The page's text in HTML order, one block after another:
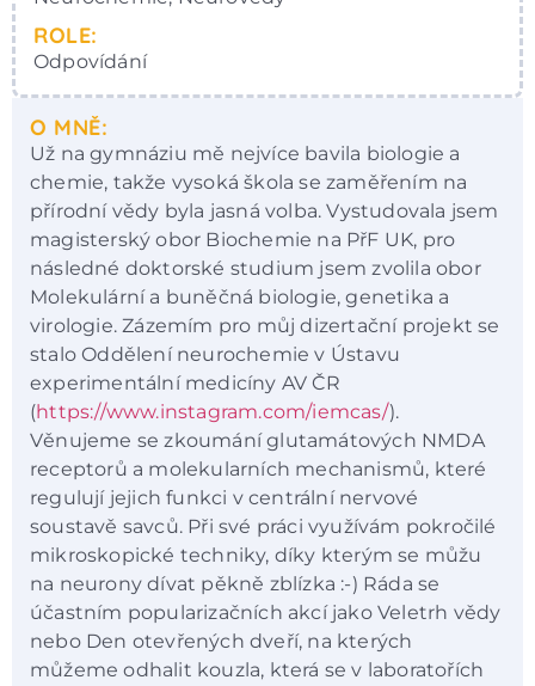
ROLE:
Odpovídání
O MNĚ:
Už na gymnáziu mě nejvíce bavila biologie a
chemie, takže vysoká škola se zaměřením na
přírodní vědy byla jasná volba. Vystudovala jsem
magisterský obor Biochemie na PřF UK, pro
následné doktorské studium jsem zvolila obor
Molekulární a buněčná biologie, genetika a
virologie. Zázemím pro můj dizertační projekt se
stalo Oddělení neurochemie v Ústavu
experimentální medicíny AV ČR
(https://www.instagram.com/iemcas/).
Věnujeme se zkoumání glutamátových NMDA
receptorů a molekularních mechanismů, které
regulují jejich funkci v centrální nervové
soustavě savců. Při své práci využívám pokročilé
mikroskopické techniky, díky kterým se můžu
na neurony dívat pěkně zblízka :-) Ráda se
účastním popularizačních akcí jako Veletrh vědy
nebo Den otevřených dveří, na kterých
můžeme odhalit kouzla, která se v laboratořích